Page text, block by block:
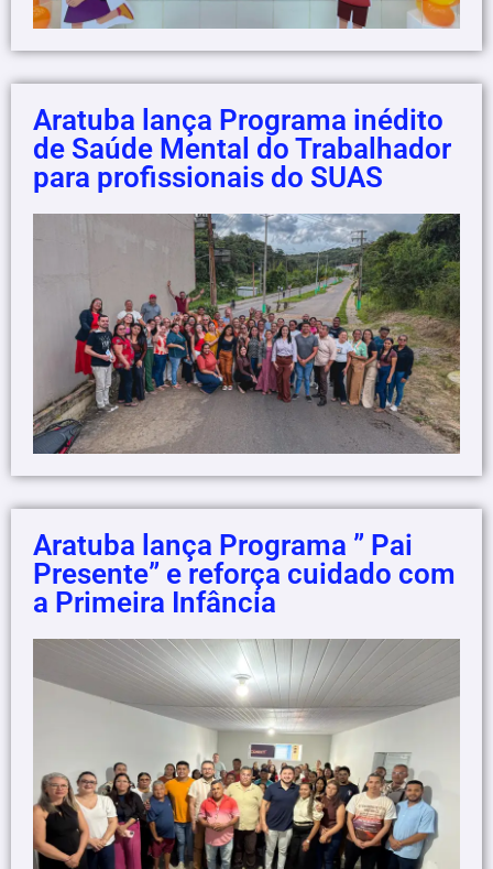
Aratuba lança Programa inédito
de Saúde Mental do Trabalhador
para profissionais do SUAS
Aratuba lança Programa ” Pai
Presente” e reforça cuidado com
a Primeira Infância